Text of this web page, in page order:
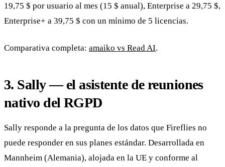
19,75 $ por usuario al mes (15 $ anual), Enterprise a 29,75 $,
Enterprise+ a 39,75 $ con un mínimo de 5 licencias.
Comparativa completa: amaiko vs Read AI.
3. Sally — el asistente de reuniones
nativo del RGPD
Sally responde a la pregunta de los datos que Fireflies no
puede responder en sus planes estándar. Desarrollada en
Mannheim (Alemania), alojada en la UE y conforme al